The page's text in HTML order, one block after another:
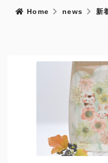
Home news 新